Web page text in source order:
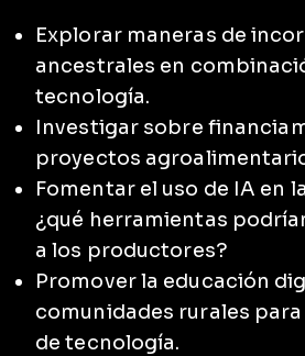
Explorar maneras de
ancestrales en
tecnología.
Investigar sobre
proyectos
Fomentar el uso de IA en
¿qué herramientas
a los productores?
Promover la educación
comunidades rurales
de tecnología.